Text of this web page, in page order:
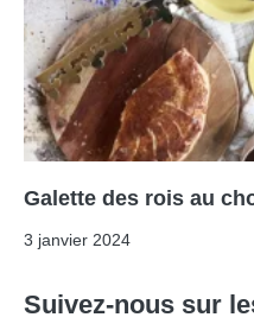
Galette des rois au
3 janvier 2024
Suivez-nous sur